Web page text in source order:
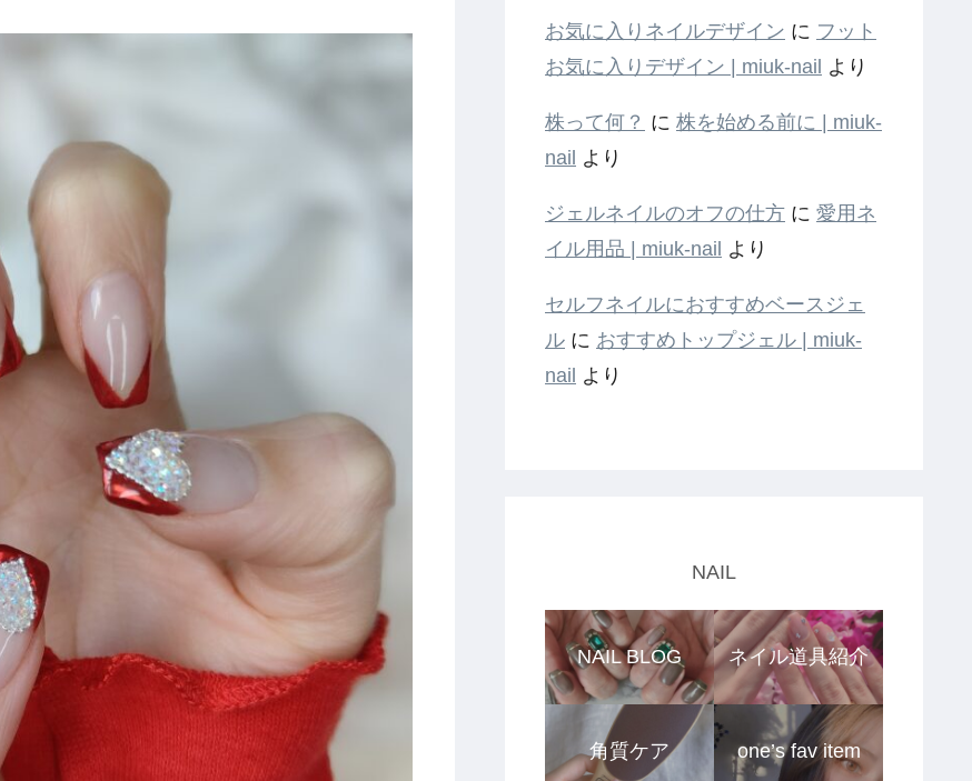
お気に入りネイルデザイン に フット
お気に入りデザイン | miuk-nail より
株って何？ に 株を始める前に | miuk-
nail より
ジェルネイルのオフの仕方 に 愛用ネ
イル用品 | miuk-nail より
セルフネイルにおすすめベースジェ
ル に おすすめトップジェル | miuk-
nail より
NAIL
NAIL BLOG ネイル道具紹介
角質ケア one’s fav item